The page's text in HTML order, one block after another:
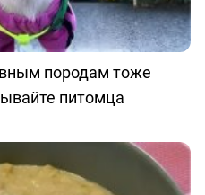
породам тоже
питомца